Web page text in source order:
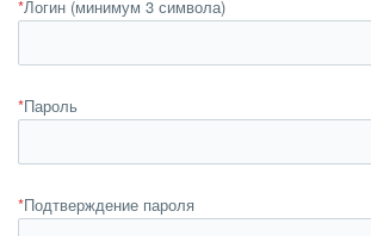
*Логин (минимум 3 символа)
*Пароль
*Подтверждение пароля